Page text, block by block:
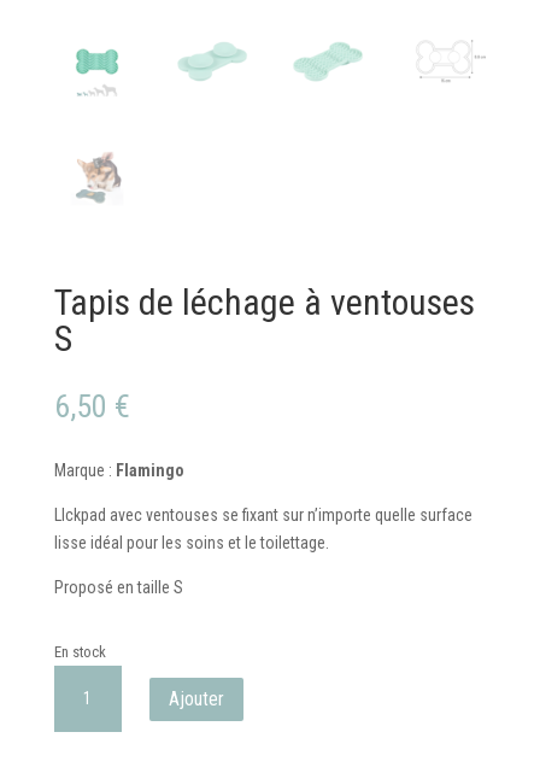
Tapis de léchage à ventouses
S
6,50 €
Marque : Flamingo
LIckpad avec ventouses se fixant sur n’importe quelle surface
lisse idéal pour les soins et le toilettage.
Proposé en taille S
En stock
Tapis
Ajouter